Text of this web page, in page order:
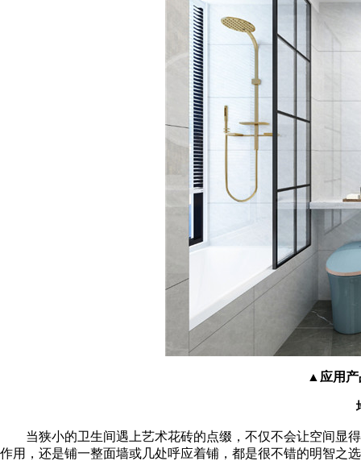
▲应用产
当狭小的卫生间遇上艺术花砖的点缀，不仅不会让空间显得
作用，还是铺一整面墙或几处呼应着铺，都是很不错的明智之